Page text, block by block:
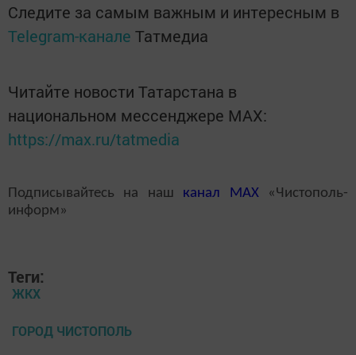
Следите за самым важным и интересным в
Telegram-канале Татмедиа
Читайте новости Татарстана в
национальном мессенджере MАХ:
https://max.ru/tatmedia
Подписывайтесь на наш канал MAX«Чистополь-
информ»
Теги:
ЖКХ
ГОРОД ЧИСТОПОЛЬ